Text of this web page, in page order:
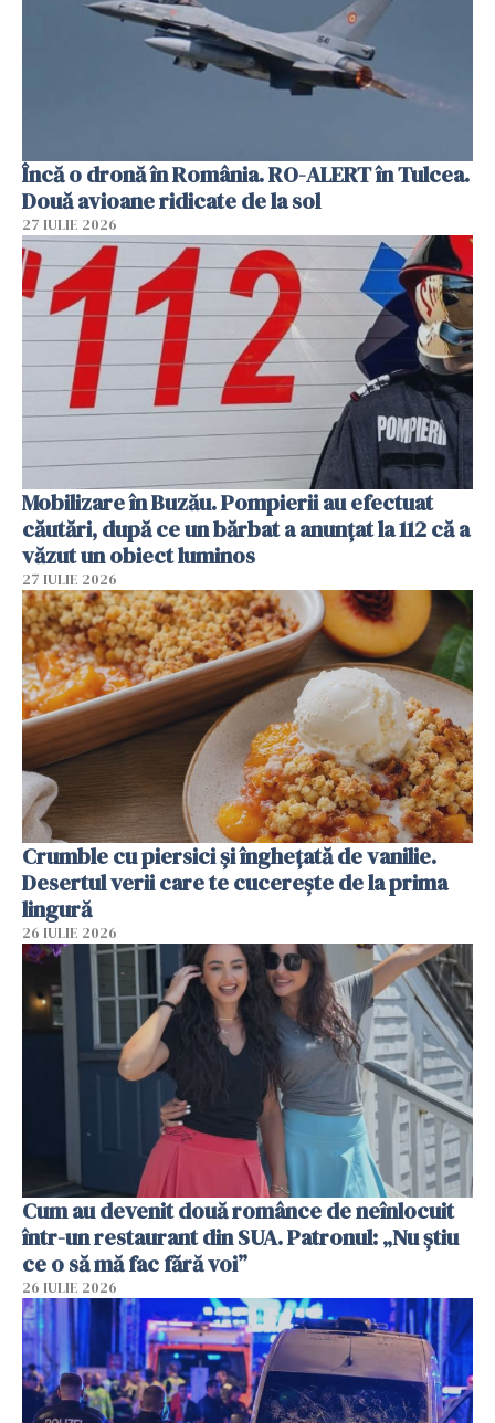
Încă o dronă în România. RO-ALERT în Tulcea.
Două avioane ridicate de la sol
27 IULIE 2026
Mobilizare în Buzău. Pompierii au efectuat
căutări, după ce un bărbat a anunțat la 112 că a
văzut un obiect luminos
27 IULIE 2026
Crumble cu piersici și înghețată de vanilie.
Desertul verii care te cucerește de la prima
lingură
26 IULIE 2026
Cum au devenit două românce de neînlocuit
într-un restaurant din SUA. Patronul: „Nu știu
ce o să mă fac fără voi”
26 IULIE 2026